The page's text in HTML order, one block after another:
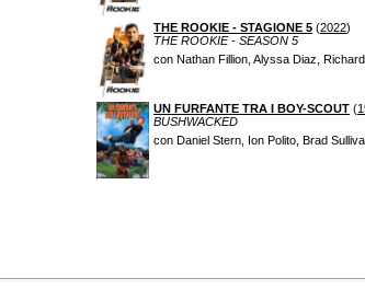
THE ROOKIE - STAGIONE 5 (2022)
THE ROOKIE - SEASON 5
con Nathan Fillion, Alyssa Diaz,
UN FURFANTE TRA I BOY-SCOUT (
BUSHWACKED
con Daniel Stern, Ion Polito, Brad